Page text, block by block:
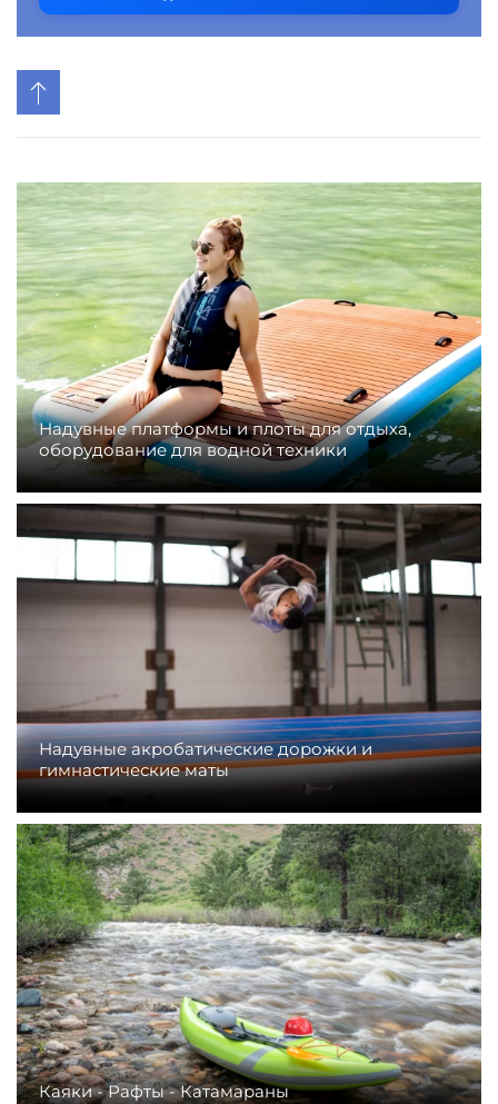
Надувные платформы и плоты для отдыха,
оборудование для водной техники
Надувные акробатические дорожки и
гимнастические маты
Каяки - Рафты - Катамараны